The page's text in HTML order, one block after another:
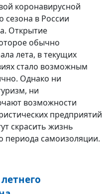
коронавирусной
сезона в России
Открытие
обычно
лета, в текущих
стало возможным
Однако ни
ни
возможности
предприятий
скрасить жизнь
периода самоизоляции.